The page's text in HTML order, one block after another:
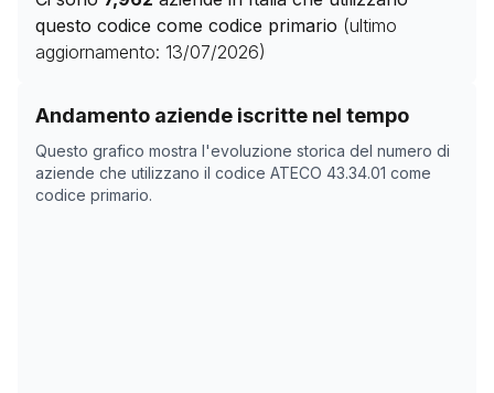
questo codice come codice primario (ultimo
aggiornamento: 13/07/2026)
Andamento aziende iscritte nel tempo
Questo grafico mostra l'evoluzione storica del numero di
aziende che utilizzano il codice ATECO 43.34.01 come
codice primario.
Storico numero di aziende con codice ATECO
Data rilevazione
29/04/2025
0
01/11/2025